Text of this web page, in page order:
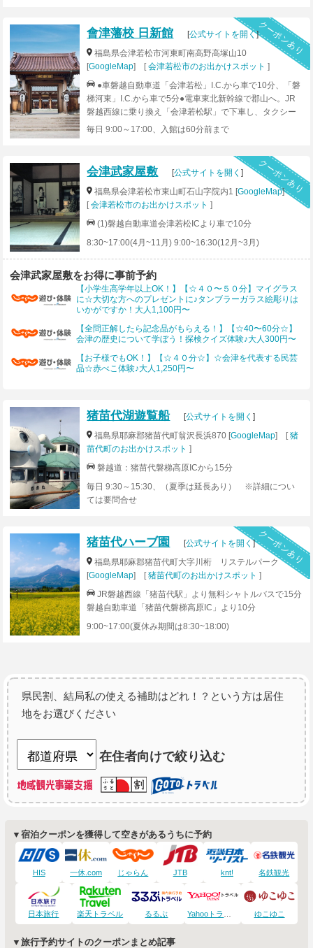
クーポンあり
會津藩校 日新館 [公式サイトを開く]
福島県会津若松市河東町南高野高塚山10
[GoogleMap] [会津若松市のお出かけスポット ]
●車磐越自動車道「会津若松」I.C.から車で10分、「磐
梯河東」I.C.から車で5分●電車東北新幹線で郡山へ。JR
磐越西線に乗り換え「会津若松駅」で下車し、タクシー
で15分、バスで30分。「広田駅」よりタクシーで5分
毎日 9:00～17:00、入館は60分前まで
クーポンあり
会津武家屋敷 [公式サイトを開く]
福島県会津若松市東山町石山字院内1 [GoogleMap]
[会津若松市のお出かけスポット ]
(1)磐越自動車道会津若松ICより車で10分
8:30~17:00(4月~11月) 9:00~16:30(12月~3月)
会津武家屋敷をお得に事前予約
【小学生高学年以上OK！】【☆４０〜５０分】マイグラス
に☆大切な方へのプレゼントに♪タンブラーガラス絵彫りは
いかがですか！大人1,100円〜
【全問正解したら記念品がもらえる！】【☆40〜60分☆】
会津の歴史について学ぼう！探検クイズ体験♪大人300円〜
【お子様でもOK！】【☆４０分☆】☆会津を代表する民芸
品☆赤べこ体験♪大人1,250円〜
猪苗代湖遊覧船 [公式サイトを開く]
福島県耶麻郡猪苗代町翁沢長浜870 [GoogleMap] [猪
苗代町のお出かけスポット ]
磐越道：猪苗代磐梯高原ICから15分
毎日 9:30～15:30、（夏季は延長あり） ※詳細につい
ては要問合せ
クーポンあり
猪苗代ハーブ園 [公式サイトを開く]
福島県耶麻郡猪苗代町大字川桁 リステルパーク
[GoogleMap] [猪苗代町のお出かけスポット ]
JR磐越西線「猪苗代駅」より無料シャトルバスで15分
磐越自動車道「猪苗代磐梯高原IC」より10分
9:00~17:00(夏休み期間は8:30~18:00)
県民割、結局私の使える補助はどれ！？という方は居住
地をお選びください
在住者向けで絞り込む
▼宿泊クーポンを獲得して空きがあるうちに予約
HIS 一休.com じゃらん JTB knt! 名鉄観光
日本旅行 楽天トラベル るるぶ ゆこゆこ
▼旅行予約サイトのクーポンまとめ記事